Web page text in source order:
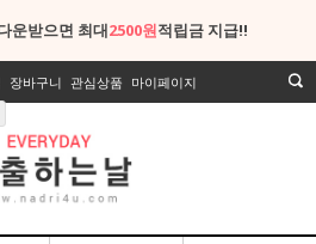
운받으면 최대2500원적립금 지급!!
장바구니 관심상품 마이페이지